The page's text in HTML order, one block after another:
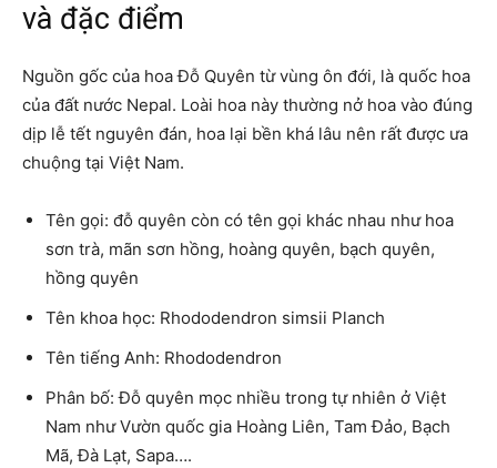
và đặc điểm
Nguồn gốc của hoa Đỗ Quyên từ vùng ôn đới, là quốc hoa
của đất nước Nepal. Loài hoa này thường nở hoa vào đúng
dịp lễ tết nguyên đán, hoa lại bền khá lâu nên rất được ưa
chuộng tại Việt Nam.
Tên gọi: đỗ quyên còn có tên gọi khác nhau như hoa
sơn trà, mãn sơn hồng, hoàng quyên, bạch quyên,
hồng quyên
Tên khoa học: Rhododendron simsii Planch
Tên tiếng Anh: Rhododendron
Phân bố: Đỗ quyên mọc nhiều trong tự nhiên ở Việt
Nam như Vườn quốc gia Hoàng Liên, Tam Đảo, Bạch
Mã, Đà Lạt, Sapa….